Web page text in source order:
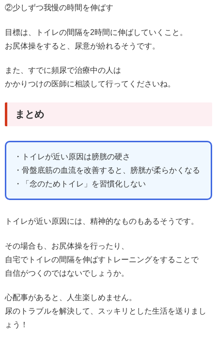
②少しずつ我慢の時間を伸ばす
目標は、トイレの間隔を2時間に伸ばしていくこと。
お尻体操をすると、尿意が紛れるそうです。
また、すでに頻尿で治療中の人は
かかりつけの医師に相談して行ってくださいね。
まとめ
・トイレが近い原因は膀胱の硬さ
・骨盤底筋の血流を改善すると、膀胱が柔らかくなる
・「念のためトイレ」を習慣化しない
トイレが近い原因には、精神的なものもあるそうです。
その場合も、お尻体操を行ったり、
自宅でトイレの間隔を伸ばすトレーニングをすることで
自信がつくのではないでしょうか。
心配事があると、人生楽しめません。
尿のトラブルを解決して、スッキリとした生活を送りまし
ょう！